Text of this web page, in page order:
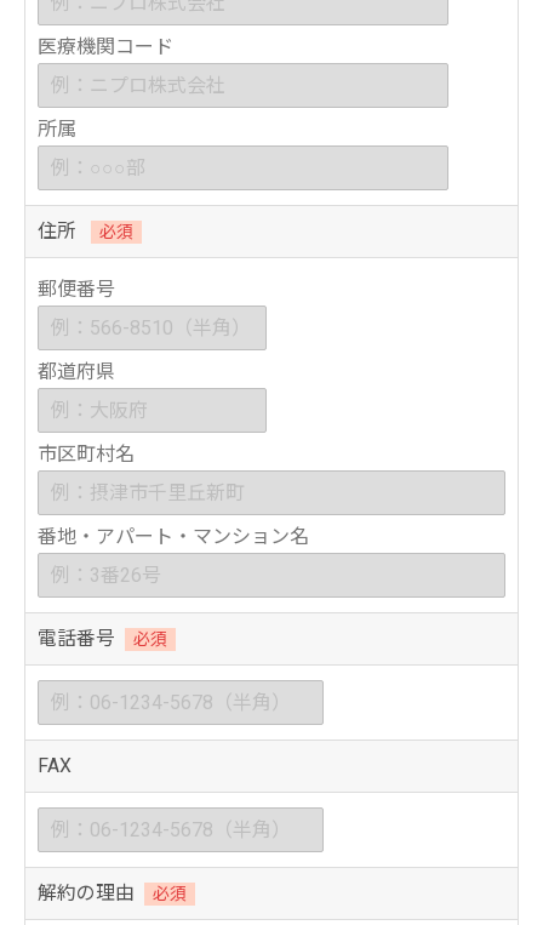
医療機関コード
所属
住所 必須
郵便番号
都道府県
市区町村名
番地・アパート・マンション名
電話番号 必須
FAX
解約の理由 必須